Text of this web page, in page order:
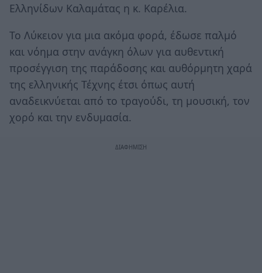
Ελληνίδων Καλαμάτας η κ. Καρέλια.
Το Λύκειον για μια ακόμα φορά, έδωσε παλμό
και νόημα στην ανάγκη όλων για αυθεντική
προσέγγιση της παράδοσης και αυθόρμητη χαρά
της ελληνικής Τέχνης έτσι όπως αυτή
αναδεικνύεται από το τραγούδι, τη μουσική, τον
χορό και την ενδυμασία.